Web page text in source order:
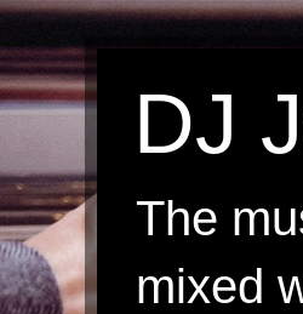
DJ
The
mixed